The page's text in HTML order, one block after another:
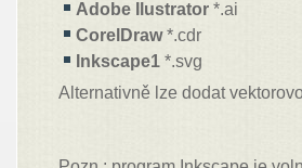
Adobe Ilustrator *.ai
CorelDraw*.cdr
Inkscape1 *.svg
Alternativně lze dodat